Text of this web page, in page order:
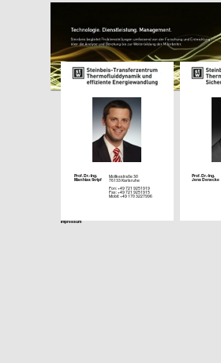
Prof. Dr.-Ing.
Matthias Stripf
Moltkestraße 30
76133 Karlsruhe
Fon: +49 721 9251919
Fax: +49 721 9251915
Mobil: +49 170 3227996
Prof. Dr.-Ing.
Jens Denecke
Impressum